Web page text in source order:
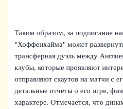
Таким образом, за подписание
"Хоффенхайма" может
трансферная дуэль между
клубы, которые проявляют
отправляют скаутов на матчи с
детальные отчеты о его игре,
характере. Отмечается, что